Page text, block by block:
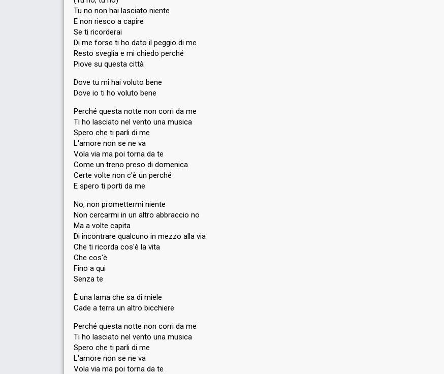
Cover song
Io vivrò senza te
Guest artist
Result Eliminated
Place 23rd (out of 25)
Public ranking
24
Running order
2
Tu no non hai lasciato niente
E non riesco a capire
Se ti ricorderai
Di me forse ti ho dato il peggio di me
Resto sveglia e mi chiedo perché
Piove su questa città
Dove tu mi hai voluto bene
Dove io ti ho voluto bene
Perché questa notte non corri da me
Ti ho lasciato nel vento una musica
Spero che ti parli di me
L'amore non se ne va
Vola via ma poi torna da te
Come un treno preso di domenica
Certe volte non c'è un perché
E spero ti porti da me
No, non promettermi niente
Non cercarmi in un altro abbraccio no
Ma a volte capita
Di incontrare qualcuno in mezzo alla via
Che ti ricorda cos'è la vita
Che cos'è
Fino a qui
Senza te
È una lama che sa di miele
Cade a terra un altro bicchiere
Perché questa notte non corri da me
Ti ho lasciato nel vento una musica
Spero che ti parli di me
L'amore non se ne va
Vola via ma poi torna da te